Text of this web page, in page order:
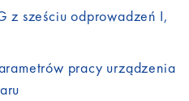
z sześciu odprowadzeń I,
pracy urządzenia